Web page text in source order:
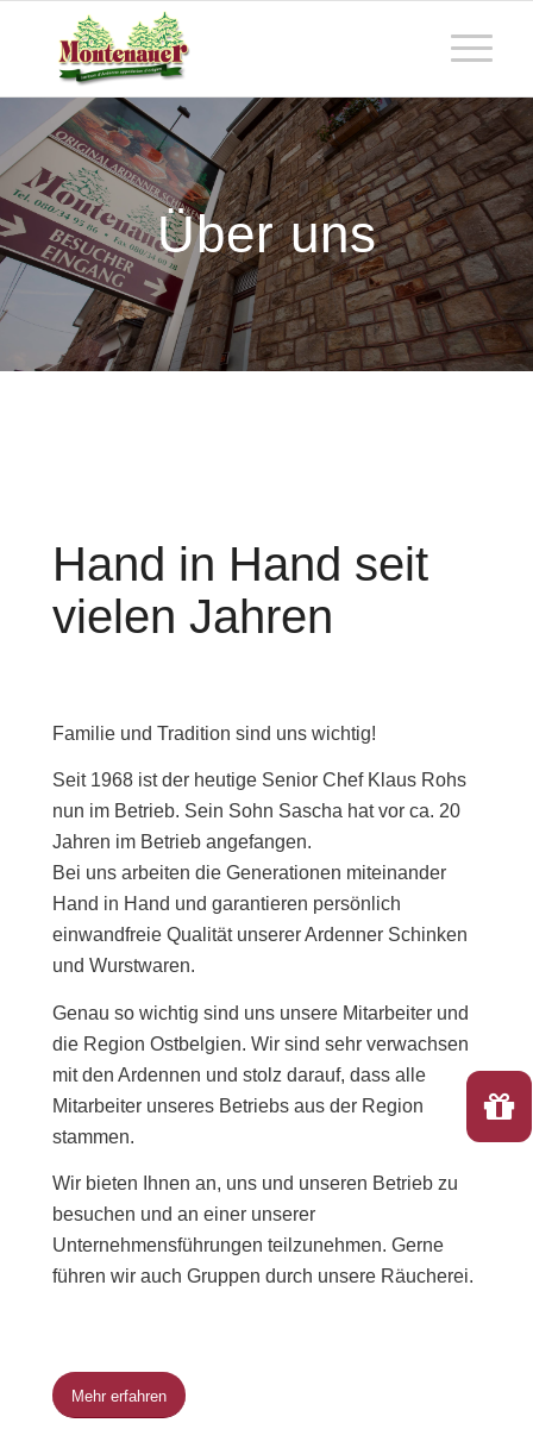
Über uns
Hand in Hand seit
vielen Jahren
Familie und Tradition sind uns wichtig!
Seit 1968 ist der heutige Senior Chef Klaus Rohs
nun im Betrieb. Sein Sohn Sascha hat vor ca. 20
Jahren im Betrieb angefangen.
Bei uns arbeiten die Generationen miteinander
Hand in Hand und garantieren persönlich
einwandfreie Qualität unserer Ardenner Schinken
und Wurstwaren.
Genau so wichtig sind uns unsere Mitarbeiter und
die Region Ostbelgien. Wir sind sehr verwachsen
mit den Ardennen und stolz darauf, dass alle
Mitarbeiter unseres Betriebs aus der Region
stammen.
Wir bieten Ihnen an, uns und unseren Betrieb zu
besuchen und an einer unserer
Unternehmensführungen teilzunehmen. Gerne
führen wir auch Gruppen durch unsere Räucherei.
Mehr erfahren